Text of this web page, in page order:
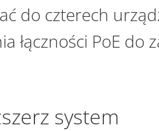
do czterech
łączności PoE do
system